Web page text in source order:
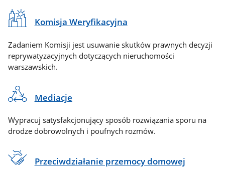
Komisja Weryfikacyjna
Zadaniem Komisji jest usuwanie skutków prawnych decyzji
reprywatyzacyjnych dotyczących nieruchomości
warszawskich.
Mediacje
Wypracuj satysfakcjonujący sposób rozwiązania sporu na
drodze dobrowolnych i poufnych rozmów.
Przeciwdziałanie przemocy domowej